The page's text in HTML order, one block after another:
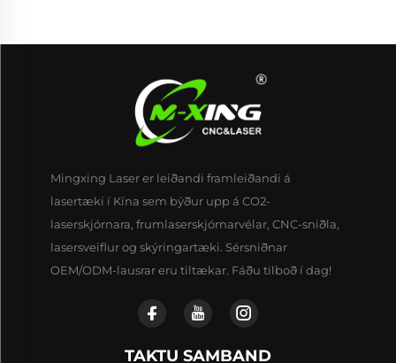
Mingxing Laser er leiðandi framleiðandi á
lasertæki í Kína sem býður upp á CO2-
laserskjórnara, frumlaserskjórnarvélar, CNC-sniðla,
lasersveiflur og skýringartæki. Sérsniðnar
OEM/ODM-lausrar eru tiltækar. Fáðu tilboð í dag!
TAKTU SAMBAND